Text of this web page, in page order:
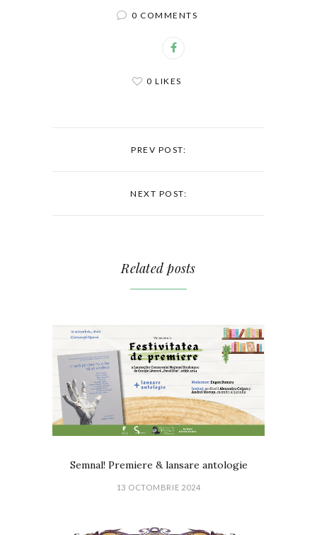
0 COMMENTS
0 LIKES
PREV POST:
NEXT POST:
Related posts
Semnal! Premiere & lansare antologie
13 OCTOMBRIE 2024